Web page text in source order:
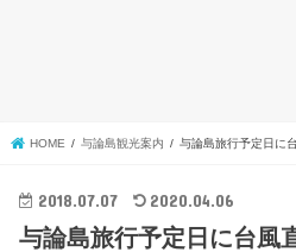
HOME 与論島観光案内 与論島旅行予定日に
2018.07.07 2020.04.06
与論島旅行予定日に台風